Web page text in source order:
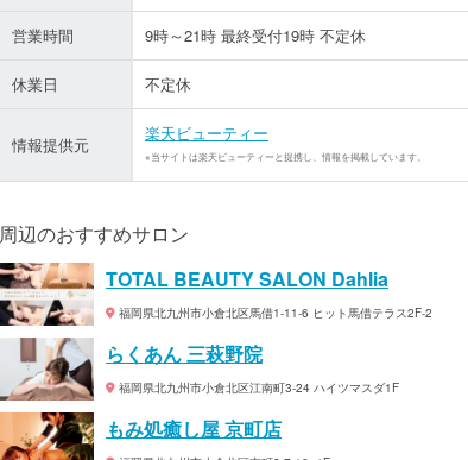
営業時間 9時～21時 最終受付19時 不定休
休業日 不定休
情報提供元
楽天ビューティー
※当サイトは楽天ビューティーと提携し、情報を掲載しています。
周辺のおすすめサロン
TOTAL BEAUTY SALON Dahlia
福岡県北九州市小倉北区馬借1-11-6 ヒット馬借テラス2F-2
らくあん 三萩野院
福岡県北九州市小倉北区江南町3-24 ハイツマスダ1F
もみ処癒し屋 京町店